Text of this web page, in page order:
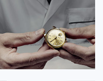
 百达翡丽维修